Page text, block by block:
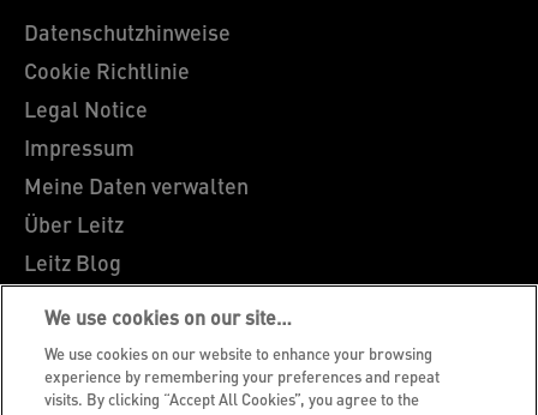
Datenschutzhinweise
Cookie Richtlinie
Legal Notice
Impressum
Meine Daten verwalten
Über Leitz
Leitz Blog
Karriere
Leitz EasyPrint
Kundenservice
We use cookies on our site…
We use cookies on our website to enhance your browsing
experience by remembering your preferences and repeat
visits. By clicking “Accept All Cookies”, you agree to the